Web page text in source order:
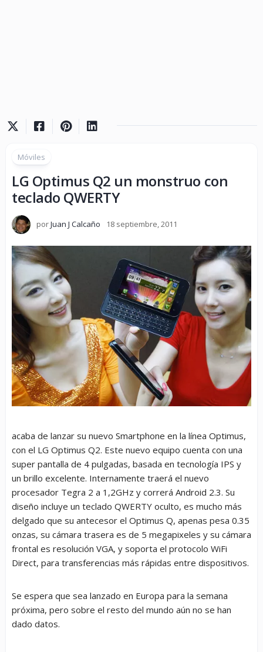
Móviles
LG Optimus Q2 un monstruo con
teclado QWERTY
porJuan J Calcaño 18 septiembre, 2011
acaba de lanzar su nuevo Smartphone en la línea Optimus,
con el LG Optimus Q2. Este nuevo equipo cuenta con una
super pantalla de 4 pulgadas, basada en tecnología IPS y
un brillo excelente. Internamente traerá el nuevo
procesador Tegra 2 a 1,2GHz y correrá Android 2.3. Su
diseño incluye un teclado QWERTY oculto, es mucho más
delgado que su antecesor el Optimus Q, apenas pesa 0.35
onzas, su cámara trasera es de 5 megapixeles y su cámara
frontal es resolución VGA, y soporta el protocolo WiFi
Direct, para transferencias más rápidas entre dispositivos.
Se espera que sea lanzado en Europa para la semana
próxima, pero sobre el resto del mundo aún no se han
dado datos.